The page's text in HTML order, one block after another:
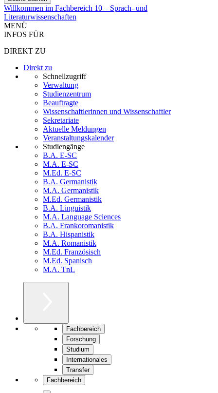
Willkommen im Fachbereich 10 – Sprach- und
Literaturwissenschaften
MENÜ
INFOS FÜR
DIREKT ZU
Direkt zu
Schnellzugriff
Verwaltung
Studienzentrum
Beauftragte
Wissenschaftlerinnen und Wissenschaftler
Sekretariate
Aktuelle Meldungen
Veranstaltungskalender
Studiengänge
B.A. E-SC
M.A. E-SC
M.Ed. E-SC
B.A. Germanistik
M.A. Germanistik
M.Ed. Germanistik
B.A. Linguistik
M.A. Language Sciences
B.A. Frankoromanistik
B.A. Hispanistik
M.A. Romanistik
M.Ed. Französisch
M.Ed. Spanisch
M.A. TnL
Fachbereich
Forschung
Studium
Internationales
Transfer
Fachbereich